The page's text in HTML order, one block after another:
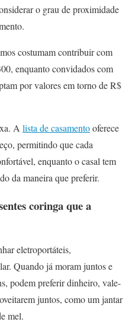
o grau de proximidade
costumam contribuir com
enquanto convidados com
por valores em torno de R$
A lista de casamentooferece
permitindo que cada
enquanto o casal tem
da maneira que preferir.
coringa que a
eletroportáteis,
Quando já moram juntos e
podem preferir dinheiro, vale-
juntos, como um jantar
mel.